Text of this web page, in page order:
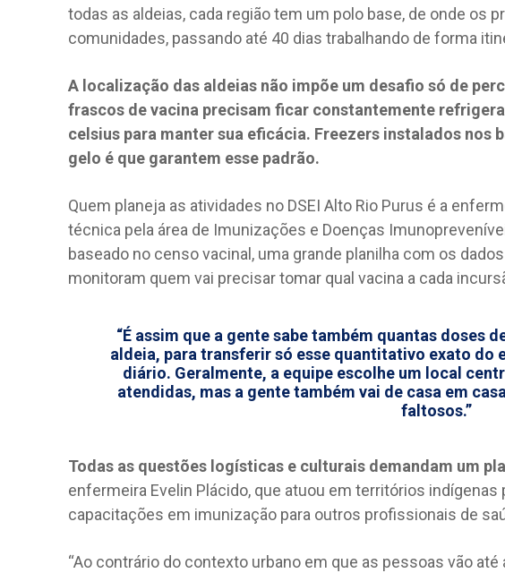
todas as aldeias, cada região tem um polo base, de onde os
comunidades, passando até 40 dias trabalhando de forma
A localização das aldeias não impõe um desafio só de
frascos de vacina precisam ficar constantemente
celsius para manter sua eficácia. Freezers instalados nos
gelo é que garantem esse padrão.
Quem planeja as atividades no DSEI Alto Rio Purus é a
técnica pela área de Imunizações e Doenças
baseado no censo vacinal, uma grande planilha com os
monitoram quem vai precisar tomar qual vacina a cada
“É assim que a gente sabe também quantas doses
aldeia, para transferir só esse quantitativo exato do
diário. Geralmente, a equipe escolhe um local
atendidas, mas a gente também vai de casa em
faltosos.”
Todas as questões logísticas e culturais demandam um
enfermeira Evelin Plácido, que atuou em territórios
capacitações em imunização para outros profissionais de
“Ao contrário do contexto urbano em que as pessoas vão